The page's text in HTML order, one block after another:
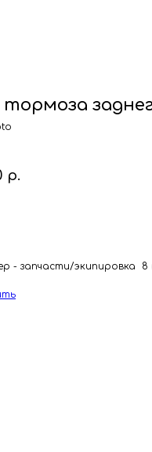
тормоза
р.
- запчасти/экипировка 8